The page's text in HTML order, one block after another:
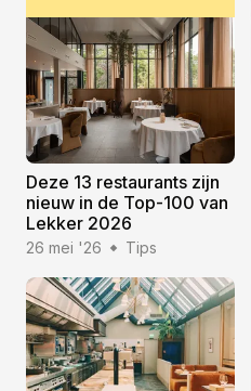
Deze 13 restaurants zijn
nieuw in de Top-100 van
Lekker 2026
26 mei '26 Tips